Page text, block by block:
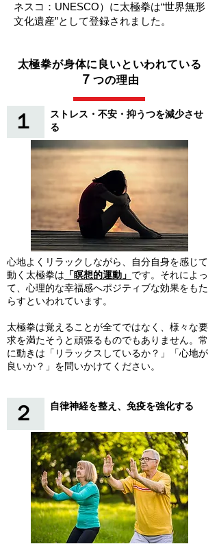
ネスコ：UNESCO）に太極拳は“世界無形
文化遺産”として登録されました。
太極拳が身体に良いといわれている
７つの理由
１
ストレス・不安・抑うつを減少させ
る
心地よくリラックしながら、自分自身を感じて
動く太極拳は 「瞑想的運動」 です。それによっ
て、 心理的な幸福感へポジティブな効果をもた
らすといわれています。
太極拳は覚えることが全てではなく、様々な要
求を満たそうと頑張るものでもありません。常
に動きは「リラックスしているか？」「心地が
良いか？」を問いかけてください。
２ 自律神経を整え、免疫を強化する